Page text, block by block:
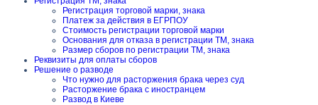
Регистрация торговой марки, знака
Платеж за действия в ЕГРПОУ
Стоимость регистрации торговой марки
Основания для отказа в регистрации ТМ, знака
Размер сборов по регистрации ТМ, знака
Реквизиты для оплаты сборов
Решение о разводе
Что нужно для расторжения брака через суд
Расторжение брака с иностранцем
Развод в Киеве